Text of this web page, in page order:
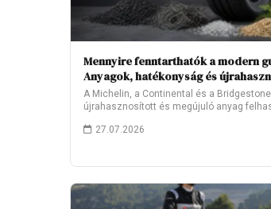
Mennyire fenntarthatók a modern
Anyagok, hatékonyság és
A Michelin, a Continental és a
újrahasznosított és megújuló anyag
27.07.2026